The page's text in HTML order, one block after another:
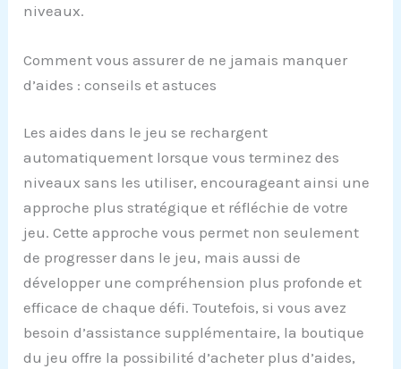
niveaux.
Comment vous assurer de ne jamais manquer
d’aides : conseils et astuces
Les aides dans le jeu se rechargent
automatiquement lorsque vous terminez des
niveaux sans les utiliser, encourageant ainsi une
approche plus stratégique et réfléchie de votre
jeu. Cette approche vous permet non seulement
de progresser dans le jeu, mais aussi de
développer une compréhension plus profonde et
efficace de chaque défi. Toutefois, si vous avez
besoin d’assistance supplémentaire, la boutique
du jeu offre la possibilité d’acheter plus d’aides,